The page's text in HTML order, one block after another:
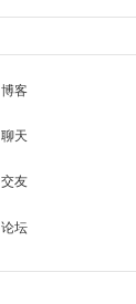
博客
聊天
交友
论坛